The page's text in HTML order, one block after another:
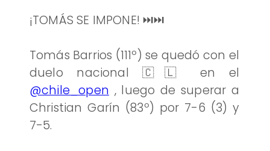
¡TOMÁS SE IMPONE! ⏭️⏭️
Tomás Barrios (111º) se quedó con el
duelo nacional 🇨🇱 en el
@chile_open , luego de superar a
Christian Garín (83º) por 7-6 (3) y
7-5.